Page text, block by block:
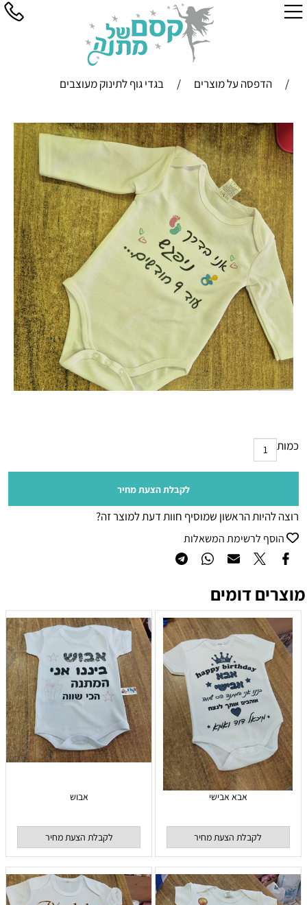
/ הדפסה על מוצרים / בגדי גוף לתינוק מעוצבים
כמות
לקבלת הצעת מחיר
רוצה להיות הראשון שמוסיף חוות דעת למוצר זה?
הוסף לרשימת המשאלות
מוצרים דומים
אבא אבישי
לקבלת הצעת מחיר
אבוש
לקבלת הצעת מחיר